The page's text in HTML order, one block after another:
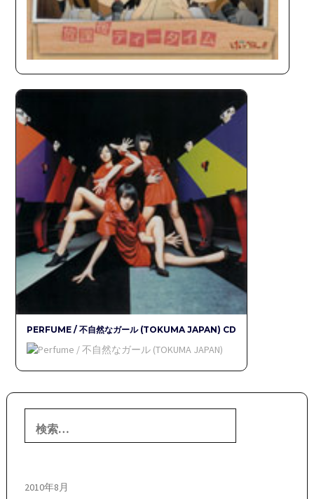
PERFUME / 不自然なガール (TOKUMA JAPAN) CD
索:
2010年8月